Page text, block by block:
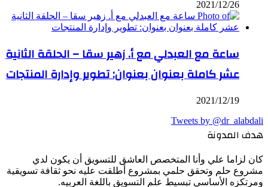
2021/12/26
ساعة مع العبدلي مع أ. زهير سقا – الحلقة الثانية
عشر كاملة بعنوان بعنوان: تطوير وإدارة المنتجات
2021/12/19
Tweets by @dr_alabdali
هدف المدونة
كان لزاما علي وأنا المتخصص العاشق للتسويق أن يكون لدي
مشروع حلم وتحقق حلمي بمشروع أطلقت عليه نحو ثقافة تسويقية
ومرتكزه الأساسي تبسيط علم التسويق باللغة العربيه.